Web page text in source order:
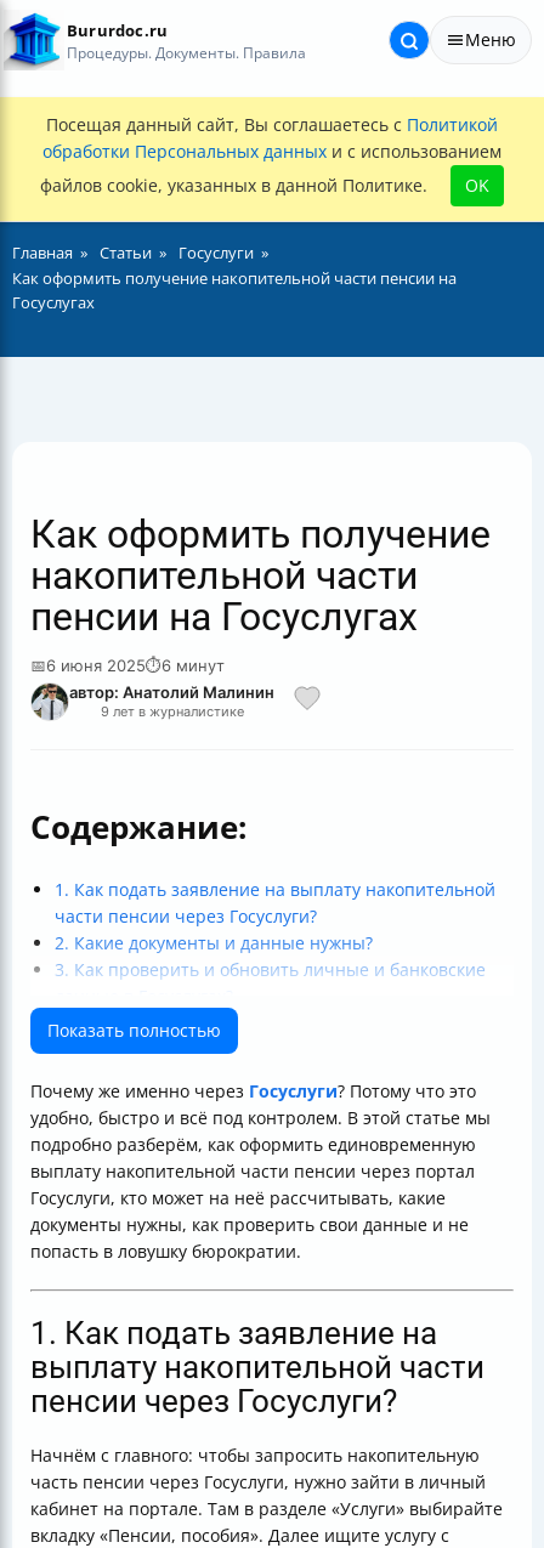
Bururdoc.ru
Процедуры. Документы. Правила
Меню
Посещая данный сайт, Вы соглашаетесь с Политикой
обработки Персональных данных и с использованием
файлов cookie, указанных в данной Политике.
OK
Главная Статьи
Госуслуги
Как оформить получение накопительной части пенсии на
Госуслугах
Как оформить получение
накопительной части
пенсии на Госуслугах
📅6 июня 2025⏱6 минут
автор: Анатолий Малинин
9 лет в журналистике
Содержание:
1. Как подать заявление на выплату накопительной
части пенсии через Госуслуги?
2. Какие документы и данные нужны?
3. Как проверить и обновить личные и банковские
4. Кто может получить накопительную часть пенсии
через Госуслуги?
6. Сроки рассмотрения заявления и выплаты
7. Как проверить статус заявления и свои
накопления?
8. Что делать, если возникли проблемы или
задержки?
9. Важные советы и подводные камни
Итог: Почему стоит использовать Госуслуги?
Таблица ключевых моментов
Показать полностью
Почему же именно через Госуслуги? Потому что это
удобно, быстро и всё под контролем. В этой статье мы
подробно разберём, как оформить единовременную
выплату накопительной части пенсии через портал
Госуслуги, кто может на неё рассчитывать, какие
документы нужны, как проверить свои данные и не
попасть в ловушку бюрократии.
1. Как подать заявление на
выплату накопительной части
пенсии через Госуслуги?
Начнём с главного: чтобы запросить накопительную
часть пенсии через Госуслуги, нужно зайти в личный
кабинет на портале. Там в разделе «Услуги» выбирайте
вкладку «Пенсии, пособия». Далее ищите услугу с